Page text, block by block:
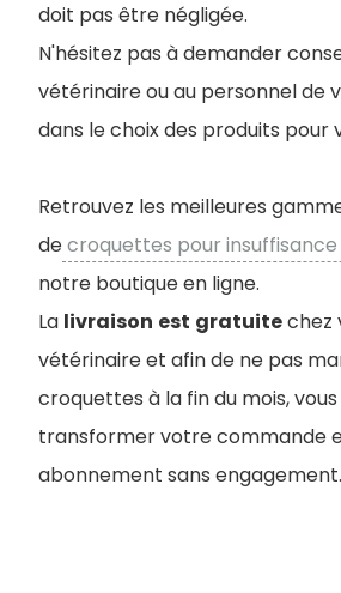
doit pas être négligée.
N'hésitez pas à demander
vétérinaire ou au personnel de
dans le choix des produits pour
Retrouvez les meilleures
decroquettes pour
notre boutique en ligne.
La livraison est gratuitechez
vétérinaire et afin de ne pas
croquettes à la fin du mois,
transformer votre commande
abonnement sans engagement.